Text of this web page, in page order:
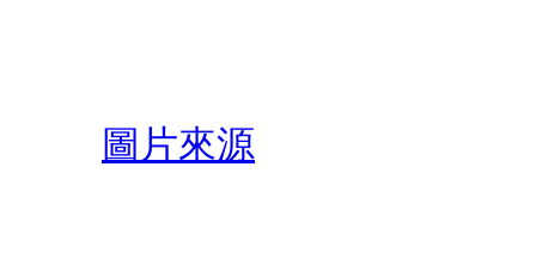
圖片來源